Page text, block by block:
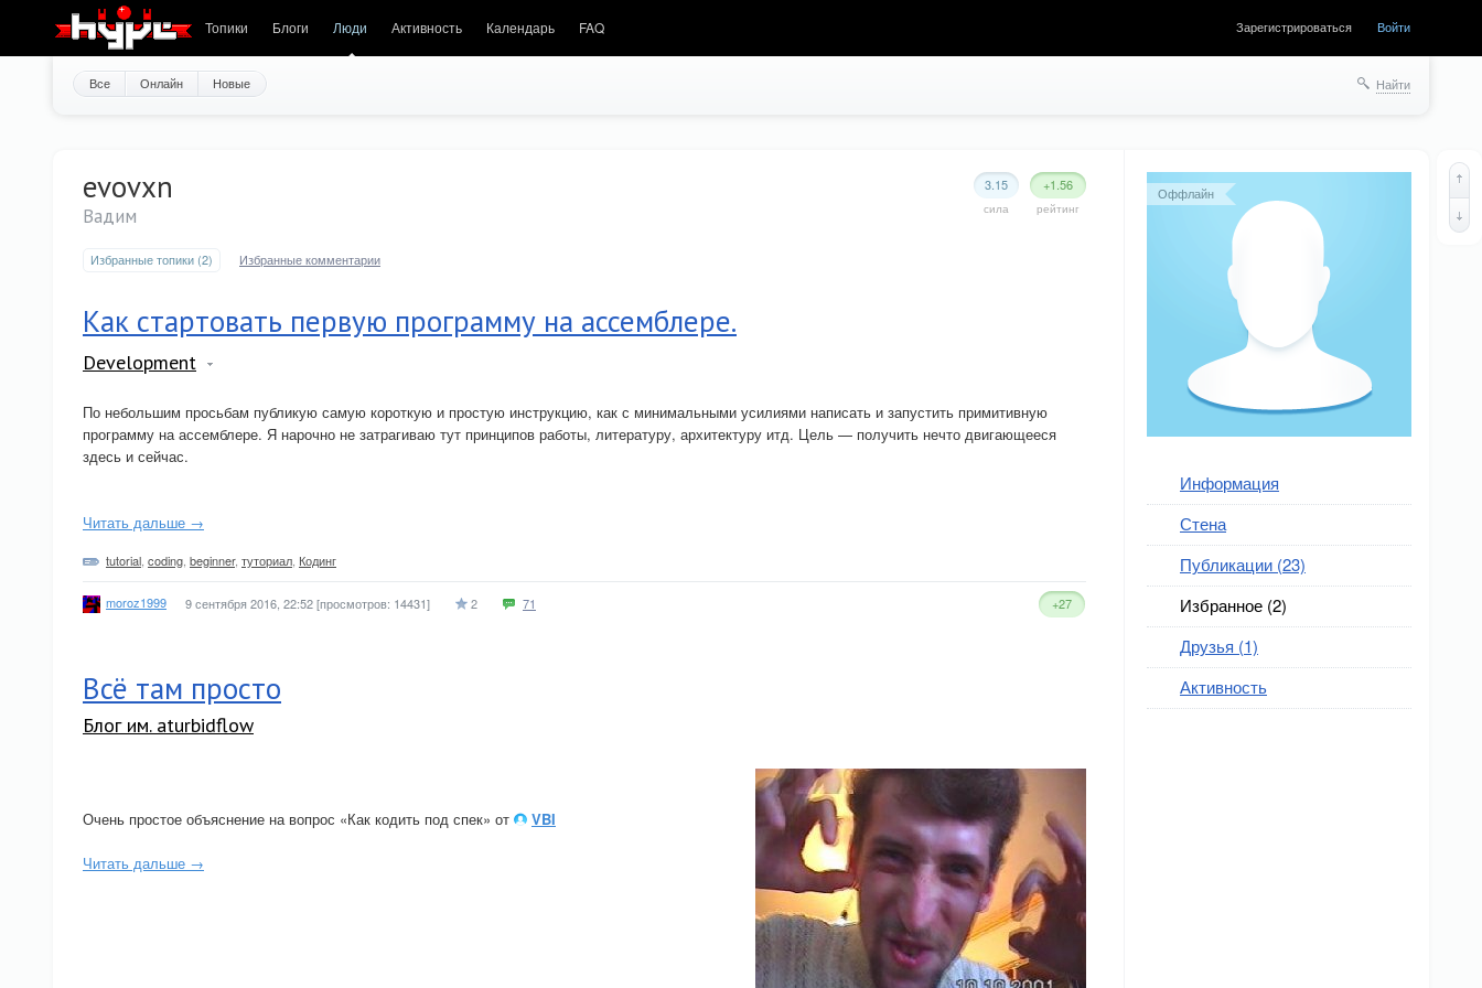
Топики Блоги Люди Активность Календарь FAQ Зарегистрироваться Войти
Все Онлайн Новые Найти
Оффлайн
Информация
Стена
Публикации (23)
Избранное (2)
Друзья (1)
Активность
+1.56
рейтинг
3.15
сила
evovxn
Вадим
Избранные топики (2) Избранные комментарии
Как стартовать первую программу на ассемблере.
Development
По небольшим просьбам публикую самую короткую и простую инструкцию, как с минимальными усилиями написать и запустить примитивную
программу на ассемблере. Я нарочно не затрагиваю тут принципов работы, литературу, архитектуру итд. Цель — получить нечто двигающееся
здесь и сейчас.
Читать дальше →
tutorial coding beginner, туториал Кодинг
moroz1999 9 сентября 2016, 22:52[просмотров: 14431] 2 71 +27
Всё там просто
Блог им. aturbidflow
Очень простое объяснение на вопрос «Как кодить под спек» от VBI
Читать дальше →